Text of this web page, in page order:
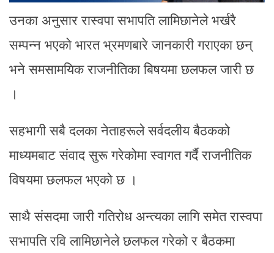
उनका अनुसार रास्वपा सभापति लामिछानेले भर्खरै
सम्पन्न भएको भारत भ्रमणबारे जानकारी गराएका छन्
भने समसामयिक राजनीतिका बिषयमा छलफल जारी छ
।
सहभागी सबै दलका नेताहरूले सर्वदलीय बैठकको
माध्यमबाट संवाद सुरू गरेकोमा स्वागत गर्दै राजनीतिक
विषयमा छलफल भएको छ ।
साथै संसदमा जारी गतिरोध अन्त्यका लागि समेत रास्वपा
सभापति रवि लामिछानेले छलफल गरेको र बैठकमा